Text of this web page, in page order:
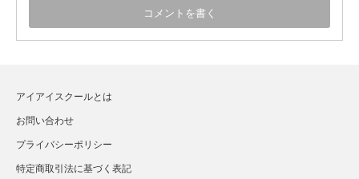
アイアイスクールとは
お問い合わせ
プライバシーポリシー
特定商取引法に基づく表記